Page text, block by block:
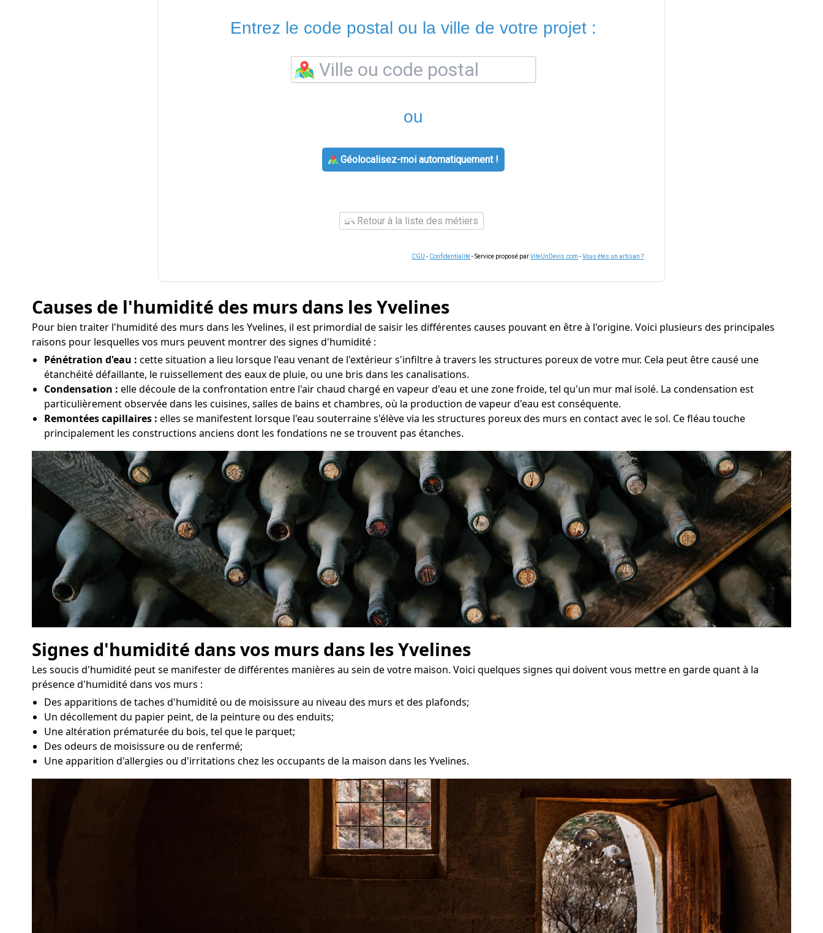
Entrez le code postal ou la ville de votre projet :
ou
Géolocalisez-moi automatiquement !
Retour à la liste des métiers
CGU - Confidentialité- Service proposé parViteUnDevis.com -Vous êtes un artisan ?
Causes de l'humidité des murs dans les Yvelines
Pour bien traiter l'humidité des murs dans les Yvelines, il est primordial de saisir les différentes causes pouvant en être à l'origine. Voici plusieurs des principales
raisons pour lesquelles vos murs peuvent montrer des signes d'humidité :
Pénétration d'eau : cette situation a lieu lorsque l'eau venant de l'extérieur s'infiltre à travers les structures poreux de votre mur. Cela peut être causé une
étanchéité défaillante, le ruissellement des eaux de pluie, ou une bris dans les canalisations.
Condensation : elle découle de la confrontation entre l'air chaud chargé en vapeur d'eau et une zone froide, tel qu'un mur mal isolé. La condensation est
particulièrement observée dans les cuisines, salles de bains et chambres, où la production de vapeur d'eau est conséquente.
Remontées capillaires : elles se manifestent lorsque l'eau souterraine s'élève via les structures poreux des murs en contact avec le sol. Ce fléau touche
principalement les constructions anciens dont les fondations ne se trouvent pas étanches.
Signes d'humidité dans vos murs dans les Yvelines
Les soucis d'humidité peut se manifester de différentes manières au sein de votre maison. Voici quelques signes qui doivent vous mettre en garde quant à la
présence d'humidité dans vos murs :
Des apparitions de taches d'humidité ou de moisissure au niveau des murs et des plafonds;
Un décollement du papier peint, de la peinture ou des enduits;
Une altération prématurée du bois, tel que le parquet;
Des odeurs de moisissure ou de renfermé;
Une apparition d'allergies ou d'irritations chez les occupants de la maison dans les Yvelines.